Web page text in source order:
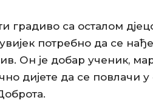
градиво са осталом
потребно да се
Он је добар ученик,
дијете да се повлачи